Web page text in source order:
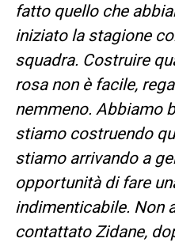
fatto quello che
iniziato la stagione
squadra. Costruire
rosa non è facile,
nemmeno. Abbiamo
stiamo costruendo
stiamo arrivando a
opportunità di fare
indimenticabile. Non
contattato Zidane,